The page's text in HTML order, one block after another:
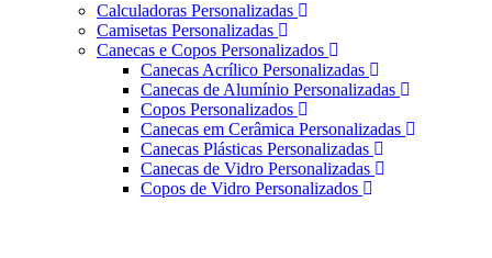
Calculadoras Personalizadas
Camisetas Personalizadas
Canecas e Copos Personalizados
Canecas Acrílico Personalizadas
Canecas de Alumínio Personalizadas
Copos Personalizados
Canecas em Cerâmica Personalizadas
Canecas Plásticas Personalizadas
Canecas de Vidro Personalizadas
Copos de Vidro Personalizados